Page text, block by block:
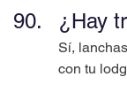
¿Hay
Sí,
con tu